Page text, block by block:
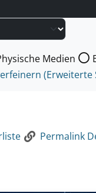
Medienart nach
Medien
(Erweiterte
Permalink